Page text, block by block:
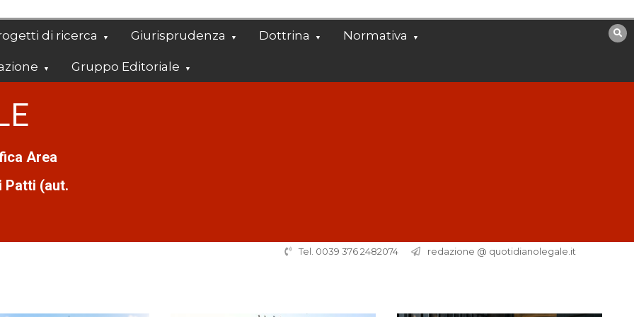
di ricerca Giurisprudenza Dottrina Normativa
Gruppo Editoriale
Area
Patti (aut.
Tel. 0039 376 2482074 redazione @ quotidianolegale.it